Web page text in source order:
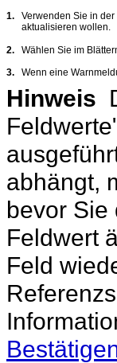
1.
Verwenden Sie in
aktualisieren wollen.
2. Wählen Sie im
3. Wenn eine
Hinweis
abhängt,
bevor Sie
Feldwert
Feld